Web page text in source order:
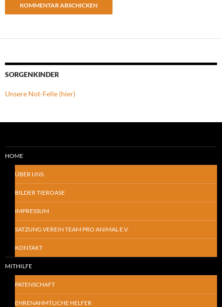
SORGENKINDER
Unsere Not-Felle (hier)
HOME
ÜBER UNS
BILDER TIEROASE
IMPRESSUM
SATZUNG VEREIN TEAM PRO ANIMAL E.V.
KONTAKT
MITHILFE
PATENSCHAFT
EHRENAHMTLICHE HELFER